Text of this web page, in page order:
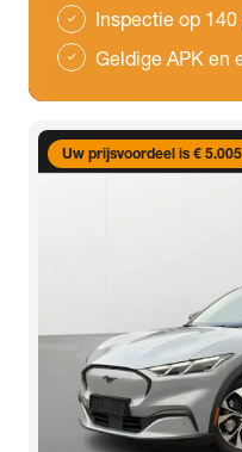
check Inspectie op 140
check Geldige APK en
Uw prijsvoordeel is € 5.005